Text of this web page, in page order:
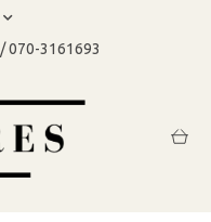
/ 070-3161693